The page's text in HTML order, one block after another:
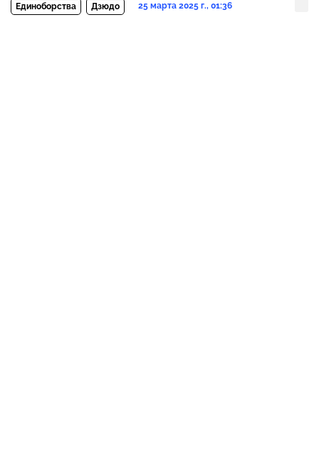
Единоборства Дзюдо 25 марта 2025 г., 01:36